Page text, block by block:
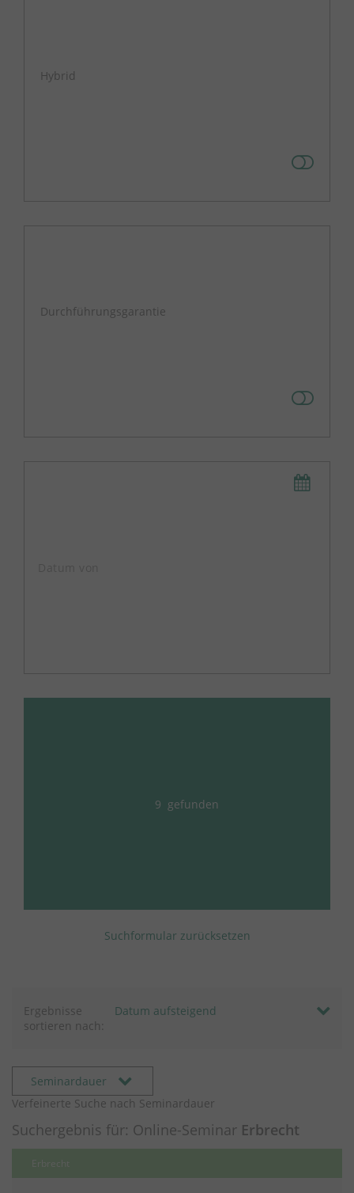
Hybrid
Durchführungsgarantie
9 gefunden
Suchformular zurücksetzen
Ergebnisse
sortieren nach:
Seminardauer
Verfeinerte Suche nach Seminardauer
Suchergebnis für: Online-Seminar Erbrecht